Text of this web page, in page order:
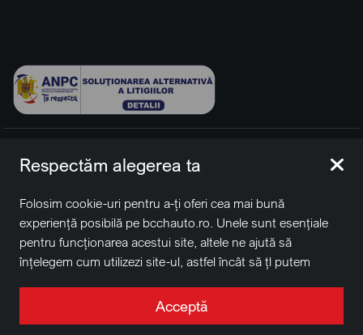
rezervate.
BCCH Auto Switzerland este o marcă a societății
BCCH
Group Switzerland AG
Sediu social: David Business Center, Str. Erou Iancu Nicolae
nr. 29, Voluntari, Ilfov
Respectăm alegerea ta
Folosim cookie-uri pentru a-ți oferi cea mai bună
experiență posibilă pe bcchauto.ro. Unele sunt esențiale
pentru funcționarea acestui site, altele ne ajută să
înțelegem cum utilizezi site-ul, astfel încât să țl putem
uri în scopuri de targetare. Apasă pe „Acceptă toate”
pentru a continua așa cum este specificat, sau apasă pe
Acceptă